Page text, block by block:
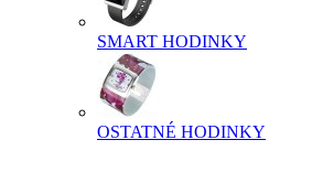
SMART HODINKY
OSTATNÉ HODINKY